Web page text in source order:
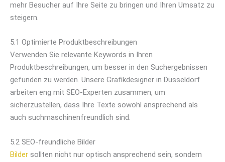
mehr Besucher auf Ihre Seite zu bringen und Ihren Umsatz zu
steigern.
5.1 Optimierte Produktbeschreibungen
Verwenden Sie relevante Keywords in Ihren
Produktbeschreibungen, um besser in den Suchergebnissen
gefunden zu werden. Unsere Grafikdesigner in Düsseldorf
arbeiten eng mit SEO-Experten zusammen, um
sicherzustellen, dass Ihre Texte sowohl ansprechend als
auch suchmaschinenfreundlich sind.
5.2 SEO-freundliche Bilder
Bilder sollten nicht nur optisch ansprechend sein, sondern